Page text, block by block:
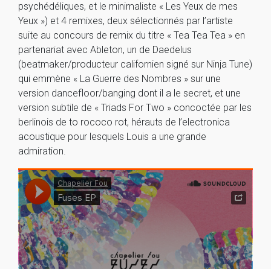
psychédéliques, et le minimaliste « Les Yeux de mes
Yeux ») et 4 remixes, deux sélectionnés par l’artiste
suite au concours de remix du titre « Tea Tea Tea » en
partenariat avec Ableton, un de Daedelus
(beatmaker/producteur californien signé sur Ninja Tune)
qui emmène « La Guerre des Nombres » sur une
version dancefloor/banging dont il a le secret, et une
version subtile de « Triads For Two » concoctée par les
berlinois de to rococo rot, hérauts de l’electronica
acoustique pour lesquels Louis a une grande
admiration.